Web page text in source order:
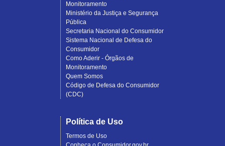
Monitoramento
Ministério da Justiça e Segurança
Pública
Secretaria Nacional do Consumidor
Sistema Nacional de Defesa do
Consumidor
Como Aderir - Órgãos de
Monitoramento
Quem Somos
Código de Defesa do Consumidor
(CDC)
Política de Uso
Termos de Uso